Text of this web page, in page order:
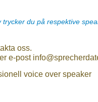
du på respektive
oss.
e-post
voice over speaker